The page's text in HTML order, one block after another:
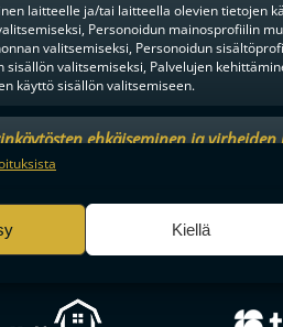
laitteelle ja/tai laitteella olevien tietojen
Personoidun mainosprofiilin
valitsemiseksi, Personoidun
sisällön valitsemiseksi, Palvelujen
käyttö sisällön valitsemiseen.
ehkäiseminen ja
tekninen jakelu, Tallenna ja
Kiellä
LIIGAN